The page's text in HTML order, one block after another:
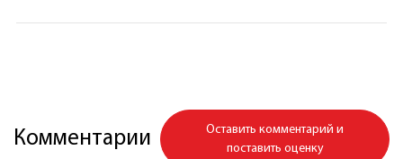
Комментарии
Оставить комментарий и
поставить оценку